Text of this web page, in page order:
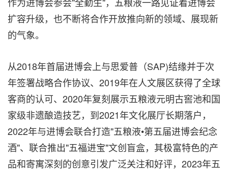
扩容升级，也不断将合作开放推向新的领域、展现新
的气象。
从2018年首届进博会上与思爱普（SAP)结缘并于次
年签署战略合作协议、2019年在人文展区获得了全球
客商的认可、2020年复刻展示五粮液元明古窖池和国
家级非遗酿造技艺，到2021年文化展厅长期落户，
2022年与进博会联合打造"五粮液•第五届进博会纪念
酒"、联合推出"五福进宝"文创盲盒，其极富特色的产
品和寄寓深刻的创意引发广泛关注和好评，2023年五